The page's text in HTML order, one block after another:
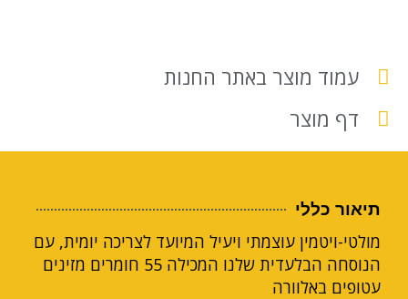
עמוד מוצר באתר החנות
דף מוצר
תיאור כללי
מולטי-ויטמין עוצמתי ויעיל המיועד לצריכה יומית, עם
הנוסחה הבלעדית שלנו המכילה 55 חומרים מזינים
עטופים באלוורה